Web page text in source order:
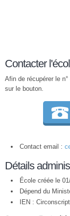
Contacter
Afin de récupérer le
sur le bouton.
Contact email :
Détails
École créée le
Dépend du
IEN :